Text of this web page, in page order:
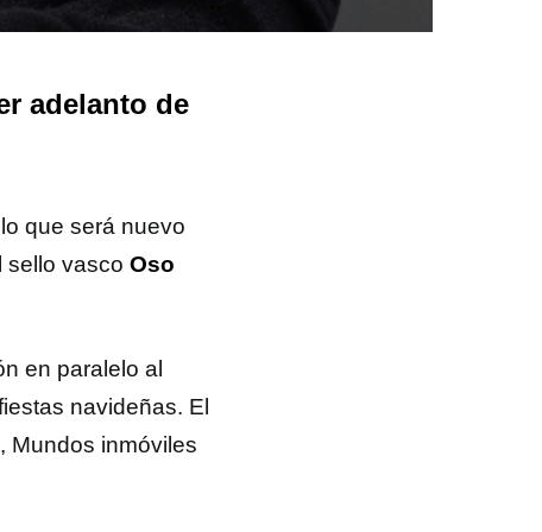
adelanto de
que será nuevo
sello vasco Oso
en paralelo al
navideñas. El
Mundos inmóviles